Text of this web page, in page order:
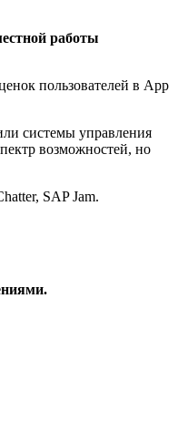
работы
пользователей в App
системы управления
возможностей, но
SAP Jam.